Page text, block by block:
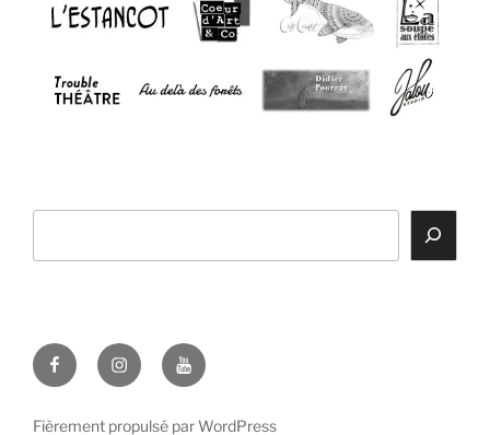
FacebookInstagramYoutube
Fièrement propulsé par WordPress